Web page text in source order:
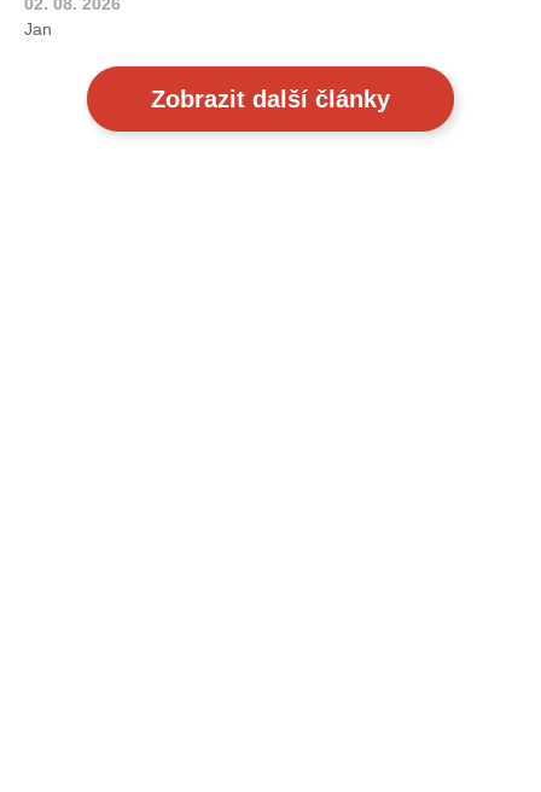
Jan
Zobrazit další články